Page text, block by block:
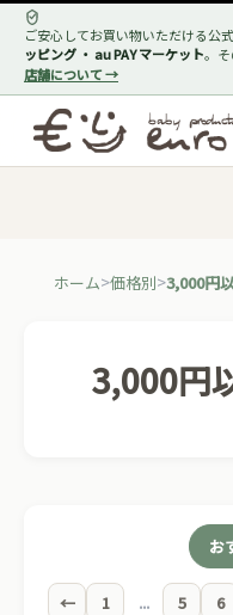
ご安心してお買い物いただける公
ッピング ・ au PAY マーケット。
店舗について →
ホーム 価格別 3,000円
3,000円
お
← 1 ... 5 6